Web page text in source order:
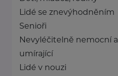
Lidé se znevýhodněním
Senioři
Nevyléčitelně nemocní a
umírající
Lidé v nouzi